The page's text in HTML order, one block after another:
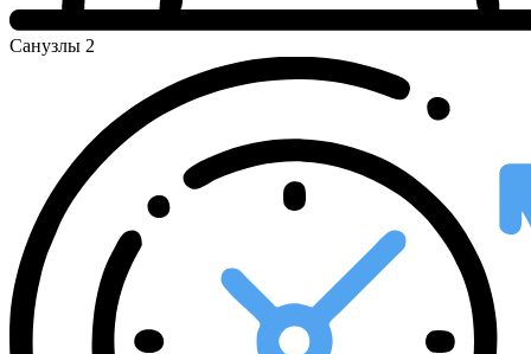
Санузлы 2